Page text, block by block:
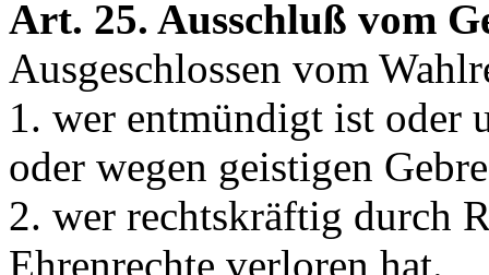
Art. 25. Ausschluß vom
Ausgeschlossen vom
1. wer entmündigt ist oder
oder wegen geistigen
2. wer rechtskräftig durch
Ehrenrechte verloren hat.